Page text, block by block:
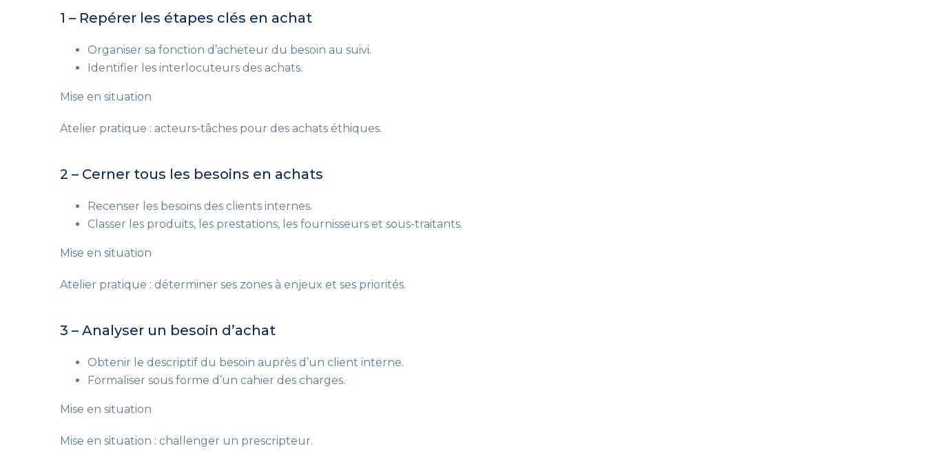
1 – Repérer les étapes clés en achat
Organiser sa fonction d’acheteur du besoin au suivi.
Identifier les interlocuteurs des achats.
Mise en situation
Atelier pratique : acteurs-tâches pour des achats éthiques.
2 – Cerner tous les besoins en achats
Recenser les besoins des clients internes.
Classer les produits, les prestations, les fournisseurs et sous-traitants.
Mise en situation
Atelier pratique : déterminer ses zones à enjeux et ses priorités.
3 – Analyser un besoin d’achat
Obtenir le descriptif du besoin auprès d’un client interne.
Formaliser sous forme d’un cahier des charges.
Mise en situation
Mise en situation : challenger un prescripteur.